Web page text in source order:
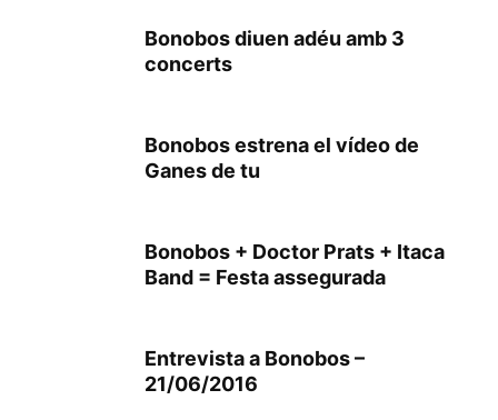
Bonobos diuen adéu amb 3
concerts
Bonobos estrena el vídeo de
Ganes de tu
Bonobos + Doctor Prats + Itaca
Band = Festa assegurada
Entrevista a Bonobos –
21/06/2016